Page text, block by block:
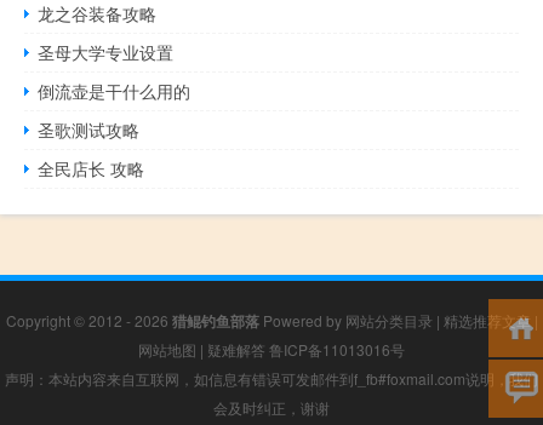
龙之谷装备攻略
圣母大学专业设置
倒流壶是干什么用的
圣歌测试攻略
全民店长 攻略
Copyright © 2012 - 2026 猎鲲钓鱼部落Powered by 网站分类目录 | 精选推荐文章|
网站地图 | 疑难解答 鲁ICP备11013016号
声明：本站内容来自互联网，如信息有错误可发邮件到f_fb#foxmail.com说明，我们
会及时纠正，谢谢